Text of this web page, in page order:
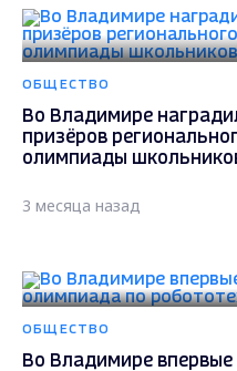
ОБЩЕСТВО
Во Владимире
призёров
олимпиады
3 месяца назад
ОБЩЕСТВО
Во Владимире